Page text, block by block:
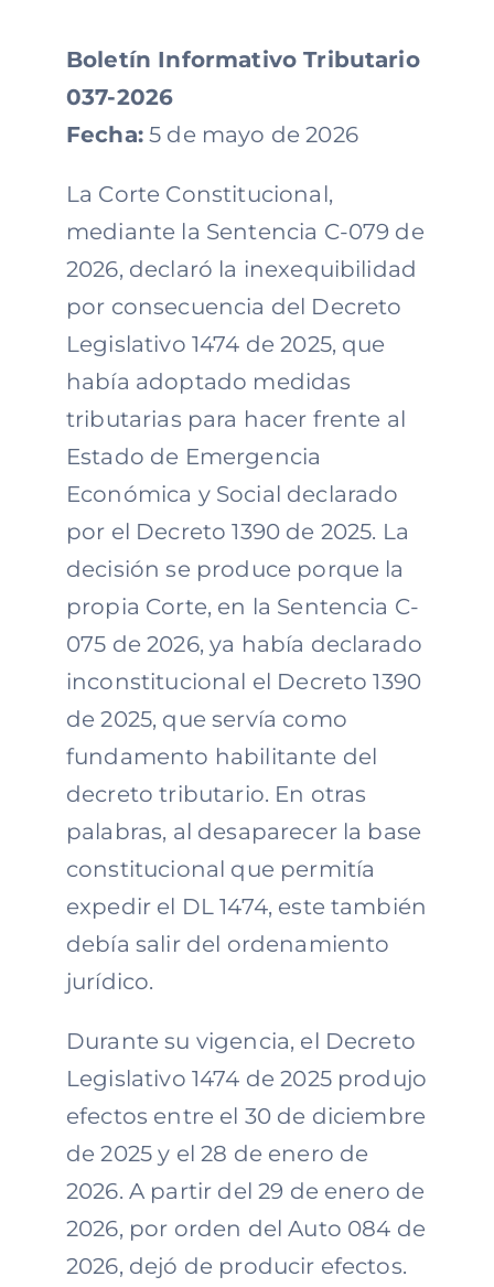
Boletín Informativo Tributario
037-2026
Fecha:5 de mayo de 2026
La Corte Constitucional,
mediante la Sentencia C-079 de
2026, declaró la inexequibilidad
por consecuencia del Decreto
Legislativo 1474 de 2025, que
había adoptado medidas
tributarias para hacer frente al
Estado de Emergencia
Económica y Social declarado
por el Decreto 1390 de 2025. La
decisión se produce porque la
propia Corte, en la Sentencia C-
075 de 2026, ya había declarado
inconstitucional el Decreto 1390
de 2025, que servía como
fundamento habilitante del
decreto tributario. En otras
palabras, al desaparecer la base
constitucional que permitía
expedir el DL 1474, este también
debía salir del ordenamiento
jurídico.
Durante su vigencia, el Decreto
Legislativo 1474 de 2025 produjo
efectos entre el 30 de diciembre
de 2025 y el 28 de enero de
2026. A partir del 29 de enero de
2026, por orden del Auto 084 de
2026, dejó de producir efectos.